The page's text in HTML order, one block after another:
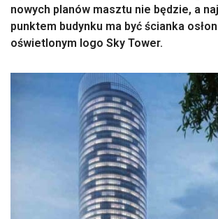
nowych planów masztu nie będzie, a
punktem budynku ma być ścianka
oświetlonym logo Sky Tower.